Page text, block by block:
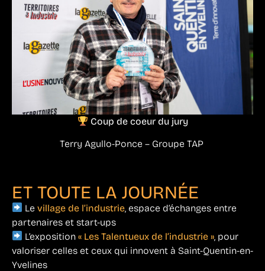
Coup de coeur du jury
Terry Agullo-Ponce – Groupe TAP
ET TOUTE LA JOURNÉE
Levillage de l’industrie , espace d’échanges entre
partenaires et start-ups
L’exposition« Les Talentueux de l’industrie » , pour
valoriser celles et ceux qui innovent à Saint-Quentin-en-
Yvelines